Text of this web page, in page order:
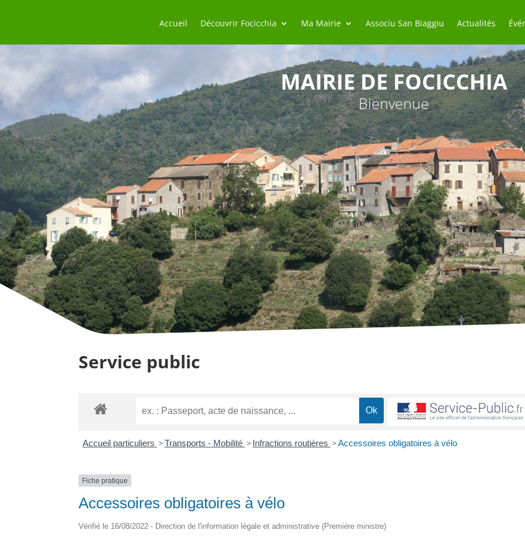
Accueil Découvrir Focicchia Ma Mairie Associu San Biaggiu Actualités
MAIRIE DE FOCICCHIA
Bienvenue
Service public
Accueil particuliers >Transports - Mobilité > Infractions routières >Accessoires obligatoires à vélo
Fiche pratique
Accessoires obligatoires à vélo
Vérifié le 16/08/2022 - Direction de l'information légale et administrative (Première ministre)